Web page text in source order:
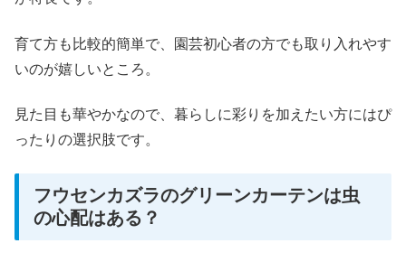
育て方も比較的簡単で、園芸初心者の方でも取り入れやす
いのが嬉しいところ。
見た目も華やかなので、暮らしに彩りを加えたい方にはぴ
ったりの選択肢です。
フウセンカズラのグリーンカーテンは虫
の心配はある？